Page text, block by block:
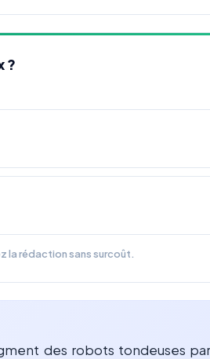
?
la rédaction sans surcoût.
des robots tondeuses